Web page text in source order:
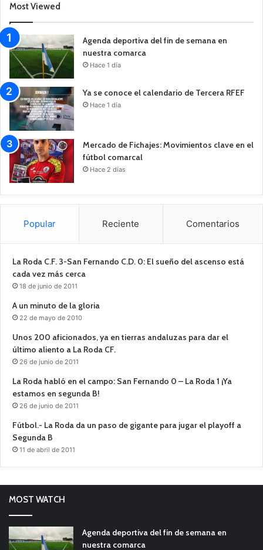
Most Viewed
Agenda deportiva del fin de semana en
nuestra comarca
Hace 1 día
Ya se conoce el calendario de Tercera RFEF
Hace 1 día
Mercado de Fichajes: Movimientos clave en el
fútbol comarcal
Hace 2 días
Popular Reciente Comentarios
La Roda C.F. 3-San Fernando C.D. 0: El sueño del ascenso está
cada vez más cerca
18 de junio de 2011
A un minuto de la gloria
22 de mayo de 2010
Unos 200 aficionados, ya en tierras andaluzas para dar el
último aliento a La Roda CF.
26 de junio de 2011
La Roda habló en el campo: San Fernando 0 – La Roda 1 ¡Ya
estamos en segunda B!
26 de junio de 2011
Fútbol.- La Roda da un paso de gigante para jugar el playoff a
Segunda B
11 de abril de 2011
MOST WATCH
Agenda deportiva del fin de semana en
nuestra comarca